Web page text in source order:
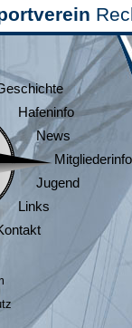
Hafeninfo
News
Mitgliederinfo
Jugend
Links